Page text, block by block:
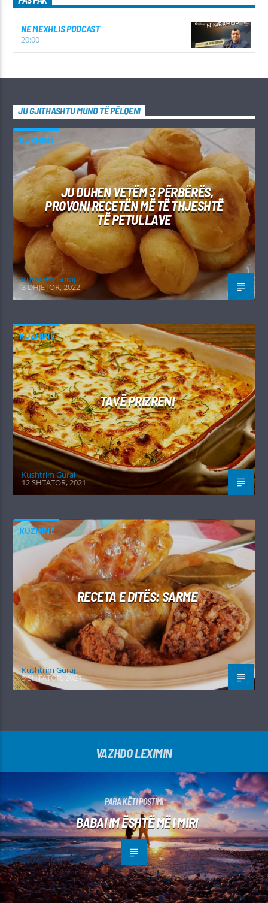
NE MEXHLIS PODCAST
20:00
JU GJITHASHTU MUND TË PËLQENI
KUZHINË
JU DUHEN VETËM 3 PËRBËRËS,
PROVONI RECETËN MË TË THJESHTË
TË PETULLAVE
Kushtrim Guraj
3 DHJETOR, 2022
KUZHINË
TAVË PRIZRENI
Kushtrim Guraj
12 SHTATOR, 2021
KUZHINË
RECETA E DITËS: SARME
Kushtrim Guraj
5 SHTATOR, 2021
VAZHDO LEXIMIN
PARA KËTI POSTIMI
BABAI IM ËSHTË MË I MIRI